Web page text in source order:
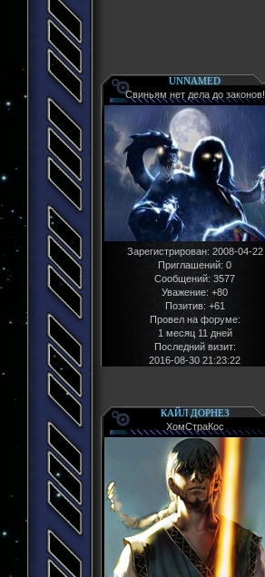
UNNAMED
Свиньям нет дела до законов!
Зарегистрирован: 2008-04-22
Приглашений: 0
Сообщений: 3577
Уважение: +80
Позитив: +61
Провел на форуме:
1 месяц 11 дней
Последний визит:
2016-08-30 21:23:22
КАЙЛ ДОРНЕЗ
ХомСтраКос